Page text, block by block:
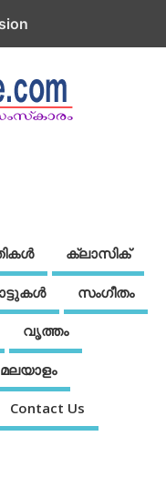
ക്ലാസിക്
സംഗീതം
വൃത്തം
മലയാളം
Contact Us